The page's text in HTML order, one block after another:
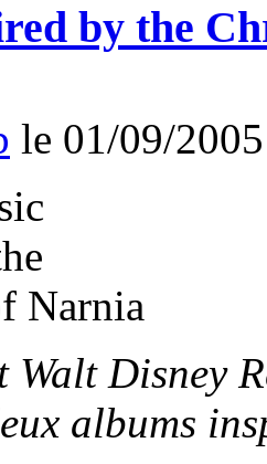
by the
le 01/09/2005
Walt Disney
albums